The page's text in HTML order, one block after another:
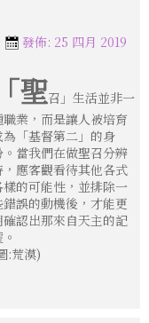
發佈: 25 四月 2019
「聖召」生活並非一
職業，而是讓人被培育
為「基督第二」的身
。當我們在做聖召分辨
，應客觀看待其他各式
樣的可能性，並排除一
錯誤的動機後，才能更
確認出那來自天主的記
:荒漠)